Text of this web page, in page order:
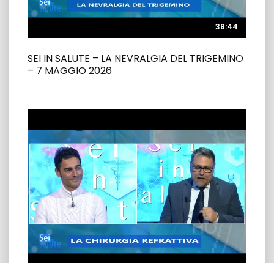
38:44
38:44
SEI IN SALUTE – LA NEVRALGIA DEL TRIGEMINO
– 7 MAGGIO 2026